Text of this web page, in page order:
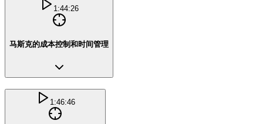
1:44:26
马斯克的成本控制和时间管理
1:46:46